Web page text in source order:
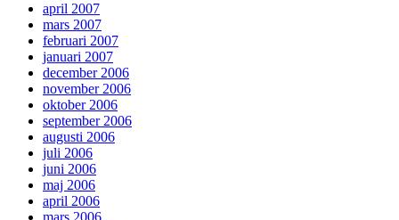
april 2007
mars 2007
februari 2007
januari 2007
december 2006
november 2006
oktober 2006
september 2006
augusti 2006
juli 2006
juni 2006
maj 2006
april 2006